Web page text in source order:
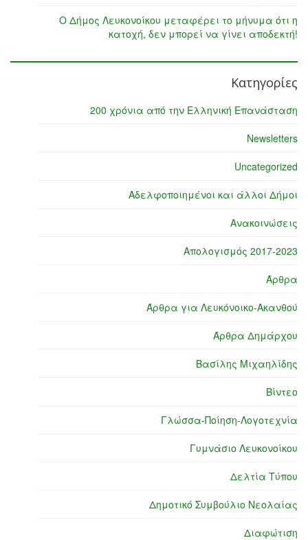
Ο Δήμος Λευκονοίκου μεταφέρει το μήνυμα ότι η
κατοχή, δεν μπορεί να γίνει αποδεκτή!
Κατηγορίες
200 χρόνια από την Ελληνική Επανάσταση
Newsletters
Uncategorized
Αδελφοποιημένοι και άλλοι Δήμοι
Ανακοινώσεις
Απολογισμός 2017-2023
Άρθρα
Άρθρα για Λευκόνοικο-Ακανθού
Άρθρα Δημάρχου
Βασίλης Μιχαηλίδης
Βίντεο
Γλώσσα-Ποίηση-Λογοτεχνία
Γυμνάσιο Λευκονοίκου
Δελτία Τύπου
Δημοτικό Συμβούλιο Νεολαίας
Διαφώτιση